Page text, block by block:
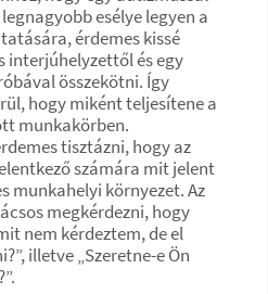
esélye legyen a
érdemes kissé
interjúhelyzettől és egy
összekötni. Így
hogy miként teljesítene a
munkakörben.
tisztázni, hogy az
számára mit jelent
munkahelyi környezet. Az
megkérdezni, hogy
nem kérdeztem, de el
illetve „Szeretne-e Ön